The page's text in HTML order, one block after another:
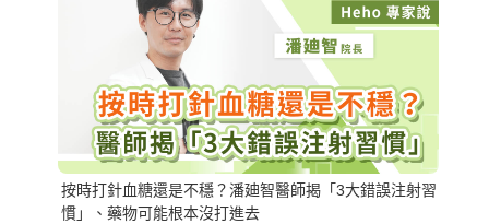
按時打針血糖還是不穩？潘廸智醫師揭「3大錯誤注射習
慣」、藥物可能根本沒打進去